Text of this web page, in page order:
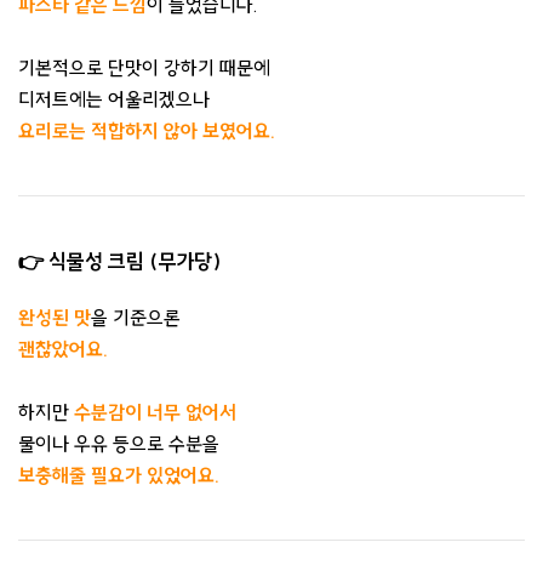
기본적으로 단맛이 강하기 때문에
디저트에는 어울리겠으나
요리로는 적합하지 않아 보였어요.
👉 식물성 크림 (무가당)
완성된 맛을 기준으론
괜찮았어요.
하지만 수분감이 너무 없어서
물이나 우유 등으로 수분을
보충해줄 필요가 있었어요.